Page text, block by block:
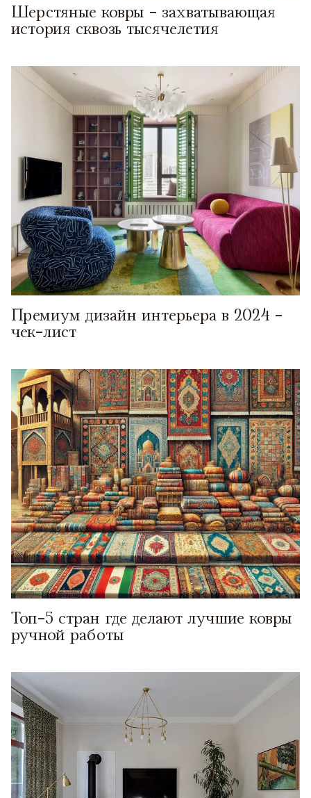
Шерстяные ковры - захватывающая
история сквозь тысячелетия
Премиум дизайн интерьера в 2024 -
чек-лист
Топ-5 стран где делают лучшие ковры
ручной работы